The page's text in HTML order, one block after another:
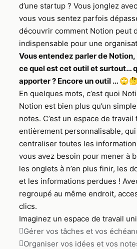
d’une startup ? Vous jonglez
vous vous sentez parfois
découvrir comment Notion peut
indispensable pour une
Vous entendez parler de
ce quel est cet outil et surtout…
apporter ? Encore un outil …
En quelques mots, c’est quoi
Notion est bien plus qu’un
notes. C’est un espace de
entièrement personnalisable,
centraliser toutes les
vous avez besoin pour mener à
les onglets à n’en plus finir, les
et les informations perdues !
regroupé au même endroit,
clics.
Imaginez un espace de travail
Gérer vos tâches et vos
Organiser vos idées et vos